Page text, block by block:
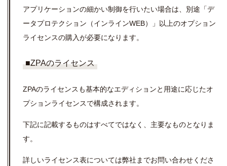
アプリケーションの細かい制御を行いたい場合は、別途「デ
ータプロテクション（インラインWEB）」以上のオプション
ライセンスの購入が必要になります。
■ZPAのライセンス
ZPAのライセンスも基本的なエディションと用途に応じたオ
プションライセンスで構成されます。
下記に記載するものはすべてではなく、主要なものとなりま
す。
詳しいライセンス表については弊社までお問い合わせくださ